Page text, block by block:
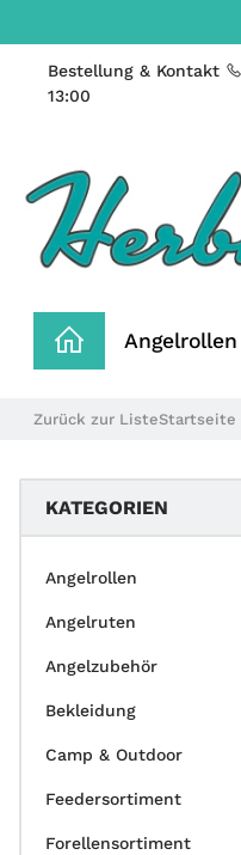
Bestellung & Kontakt
13:00
Angelrollen
Zurück zur ListeStartseite
KATEGORIEN
Angelrollen
Angelruten
Angelzubehör
Bekleidung
Camp & Outdoor
Feedersortiment
Forellensortiment